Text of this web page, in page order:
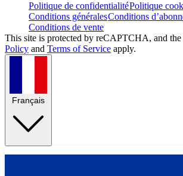
Politique de confidentialitéPolitique
Conditions généralesConditions
Conditions de vente
This site is protected by reCAPTCHA, and
Policy and Terms of Service apply.
Français